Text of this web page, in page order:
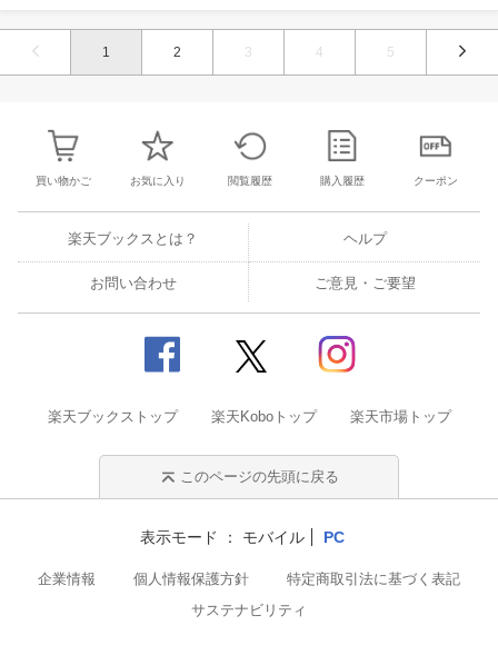
1 2 3 4 5
買い物かご お気に入り 閲覧履歴 購入履歴 クーポン
楽天ブックスとは？ ヘルプ
お問い合わせ ご意見・ご要望
楽天ブックストップ 楽天Koboトップ 楽天市場トップ
このページの先頭に戻る
表示モード モバイル PC
企業情報 個人情報保護方針
特定商取引法に基づく表記
サステナビリティ